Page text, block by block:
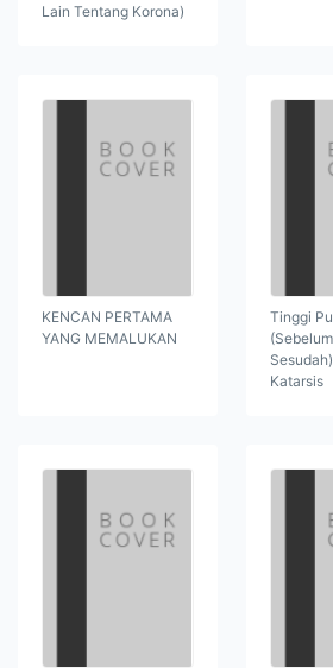
Lain Tentang Korona)
KENCAN PERTAMA
YANG MEMALUKAN
Tinggi
Katarsis